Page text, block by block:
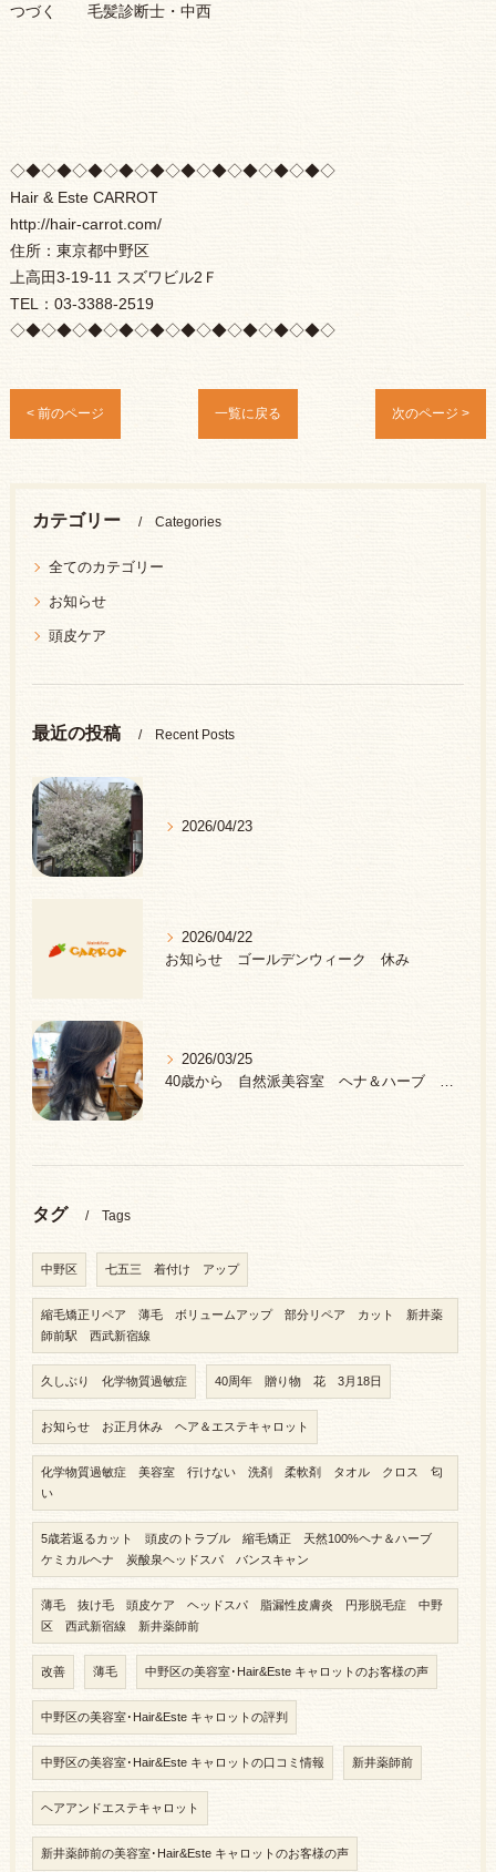
つづく 毛髪診断士・中西
◇◆◇◆◇◆◇◆◇◆◇◆◇◆◇◆◇◆◇◆◇
Hair & Este CARROT
http://hair-carrot.com/
住所：東京都中野区
上高田3-19-11 スズワビル2Ｆ
TEL：03-3388-2519
◇◆◇◆◇◆◇◆◇◆◇◆◇◆◇◆◇◆◇◆◇
< 前のページ 一覧に戻る 次のページ >
カテゴリー Categories
全てのカテゴリー
お知らせ
頭皮ケア
最近の投稿 Recent Posts
2026/04/23
2026/04/22
お知らせ ゴールデンウィーク 休み
2026/03/25
40歳から 自然派美容室 ヘナ＆ハーブ 中野区 新井薬師前駅
タグ Tags
中野区 七五三 着付け アップ
縮毛矯正リペア 薄毛 ボリュームアップ 部分リペア カット 新井薬
師前駅 西武新宿線
久しぶり 化学物質過敏症 40周年 贈り物 花 3月18日
お知らせ お正月休み ヘア＆エステキャロット
化学物質過敏症 美容室 行けない 洗剤 柔軟剤 タオル クロス 匂
い
5歳若返るカット 頭皮のトラブル 縮毛矯正 天然100%ヘナ＆ハーブ
ケミカルヘナ 炭酸泉ヘッドスパ バンスキャン
薄毛 抜け毛 頭皮ケア ヘッドスパ 脂漏性皮膚炎 円形脱毛症 中野
区 西武新宿線 新井薬師前
改善 薄毛 中野区の美容室･Hair&Este キャロットのお客様の声
中野区の美容室･Hair&Este キャロットの評判
中野区の美容室･Hair&Este キャロットの口コミ情報 新井薬師前
ヘアアンドエステキャロット
新井薬師前の美容室･Hair&Este キャロットのお客様の声